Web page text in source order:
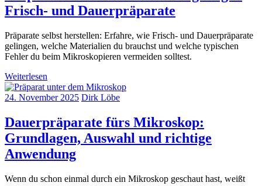
Frisch- und Dauerpräparate
Präparate selbst herstellen: Erfahre, wie Frisch- und Dauerpräparate
gelingen, welche Materialien du brauchst und welche typischen
Fehler du beim Mikroskopieren vermeiden solltest.
Weiterlesen
24. November 2025 Dirk Löbe
Dauerpräparate fürs Mikroskop:
Grundlagen, Auswahl und richtige
Anwendung
Wenn du schon einmal durch ein Mikroskop geschaut hast, weißt